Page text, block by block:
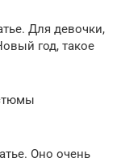
Для девочки,
год, такое
Оно очень